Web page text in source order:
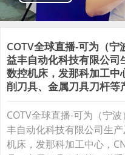
COTV全球直播-可为（
益丰自动化科技有限公司
数控机床，发那科加工中
削刀具、金属刀具刀杆等
COTV全球直播-可为（宁
丰自动化科技有限公司生
机床，发那科加工中心，